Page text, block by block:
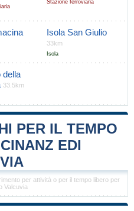
Stazione ferroviaria
Isola San Giulio
33km
Isola
della
33.5km
PER IL TEMPO
EDI
per attività o per il tempo libero per
Valcuvia